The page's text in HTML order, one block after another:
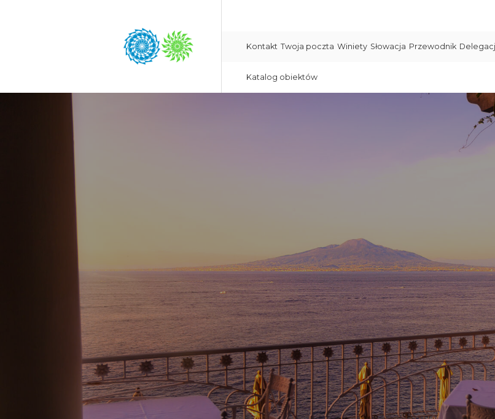
Kontakt Twoja poczta Winiety Słowacja Przewodnik
Katalog obiektów